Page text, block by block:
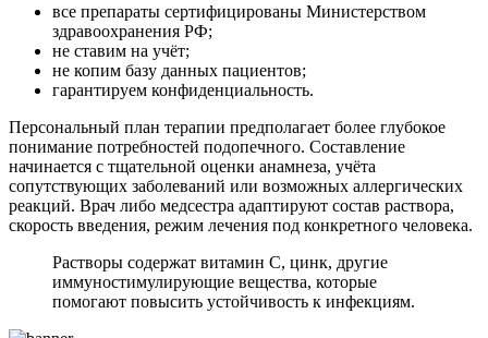
все препараты сертифицированы Министерством
здравоохранения РФ;
не ставим на учёт;
не копим базу данных пациентов;
гарантируем конфиденциальность.
Персональный план терапии предполагает более глубокое
понимание потребностей подопечного. Составление
начинается с тщательной оценки анамнеза, учёта
сопутствующих заболеваний или возможных аллергических
реакций. Врач либо медсестра адаптируют состав раствора,
скорость введения, режим лечения под конкретного человека.
Растворы содержат витамин С, цинк, другие
иммуностимулирующие вещества, которые
помогают повысить устойчивость к инфекциям.